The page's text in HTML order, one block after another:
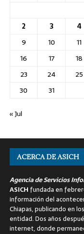
2
3 4
9
10 11
16
17 18
23
24 25
30
31
« Jul
ACERCA DE ASICH
Agencia de Servicios
ASICH fundada en
información del
Chiapas, publicando en
entidad. Dos años
internet, donde